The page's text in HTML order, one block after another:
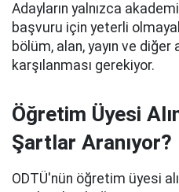
Adayların yalnızca
başvuru için yeterli
bölüm, alan, yayın ve
karşılanması gerekiyor.
Öğretim Üyesi
Şartlar Aranıyor?
ODTÜ'nün öğretim üyesi